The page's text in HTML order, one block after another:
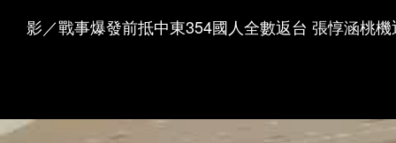
影／戰事爆發前抵中東354國人全數返台 張惇涵桃